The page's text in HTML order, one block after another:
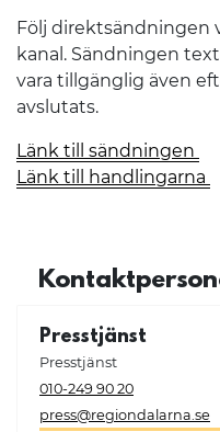
Följ direktsändningen
kanal. Sändningen
vara tillgänglig även
avslutats.
Länk till sändningen
Länk till handlingarna
Presstjänst
Presstjänst
010-249 90 20
press@regiondalarna.se